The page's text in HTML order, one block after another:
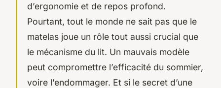
d’ergonomie et de repos profond.
Pourtant, tout le monde ne sait pas que le
matelas joue un rôle tout aussi crucial que
le mécanisme du lit. Un mauvais modèle
peut compromettre l’efficacité du sommier,
voire l’endommager. Et si le secret d’une